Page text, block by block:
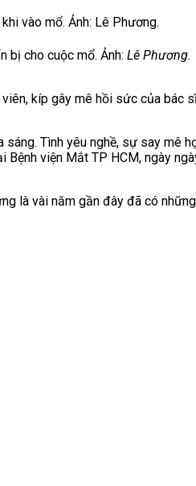
bị cho cuộc mổ. Ảnh: Lê Phương.
kíp gây mê hồi sức của bác
Tình yêu nghề, sự say mê
viện Mắt TP HCM, ngày
là vài năm gần đây đã có